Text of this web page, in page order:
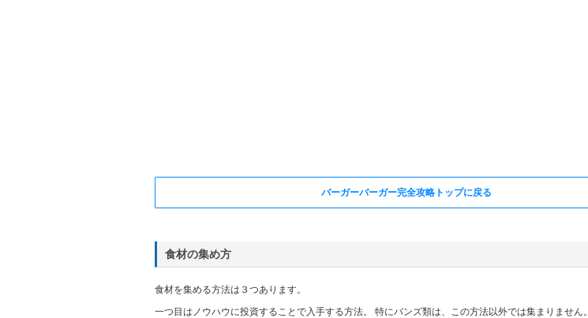
バーガーバーガー完全攻略トップに戻る
食材の集め方
食材を集める方法は３つあります。
一つ目はノウハウに投資することで入手する方法。 特にバンズ類は、この方法以外では集まりません。